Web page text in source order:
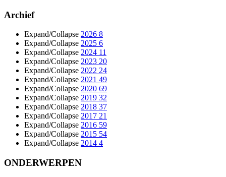
Archief
Expand/Collapse 2026 8
Expand/Collapse 2025 6
Expand/Collapse 2024 11
Expand/Collapse 2023 20
Expand/Collapse 2022 24
Expand/Collapse 2021 49
Expand/Collapse 2020 69
Expand/Collapse 2019 32
Expand/Collapse 2018 37
Expand/Collapse 2017 21
Expand/Collapse 2016 59
Expand/Collapse 2015 54
Expand/Collapse 2014 4
ONDERWERPEN